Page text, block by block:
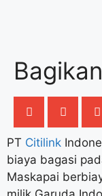
Bagikan
PT Citilink
biaya bagasi
Maskapai